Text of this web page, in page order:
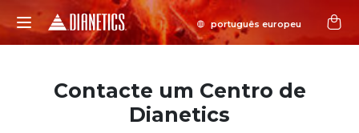
Contacte um Centro de
Dianetics